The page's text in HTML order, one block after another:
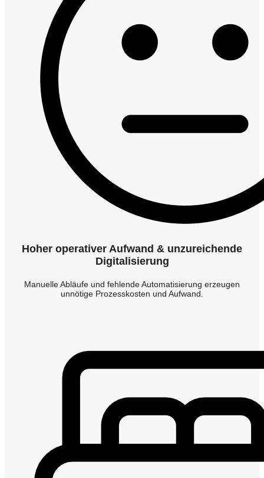
Hoher operativer Aufwand & unzureichende
Digitalisierung
Manuelle Abläufe und fehlende Automatisierung erzeugen
unnötige Prozesskosten und Aufwand.